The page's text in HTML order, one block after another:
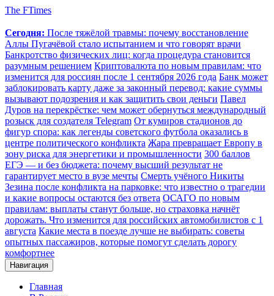
The FTimes
Сегодня: После тяжёлой травмы: почему восстановление
Аллы Пугачёвой стало испытанием и что говорят врачи
Банкротство физических лиц: когда процедура становится
разумным решением Криптовалюта по новым правилам: что
изменится для россиян после 1 сентября 2026 года Банк может
заблокировать карту даже за законный перевод: какие суммы
вызывают подозрения и как защитить свои деньги Павел
Дуров на перекрёстке: чем может обернуться международный
розыск для создателя Telegram От кумиров стадионов до
фигур спора: как легенды советского футбола оказались в
центре политического конфликта Жара превращает Европу в
зону риска для энергетики и промышленности 300 баллов
ЕГЭ — и без бюджета: почему высший результат не
гарантирует место в вузе мечты Смерть учёного Никиты
Зезина после конфликта на парковке: что известно о трагедии
и какие вопросы остаются без ответа ОСАГО по новым
правилам: выплаты станут больше, но страховка начнёт
дорожать. Что изменится для российских автомобилистов с 1
августа Какие места в поезде лучше не выбирать: советы
опытных пассажиров, которые помогут сделать дорогу
комфортнее
Навигация
Главная